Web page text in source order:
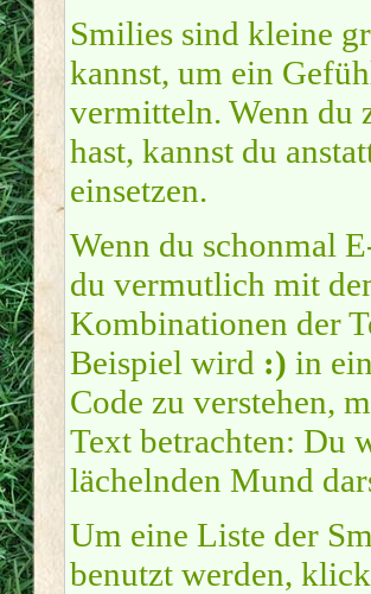
Smilies sind kleine
kannst, um ein
vermitteln. Wenn du
hast, kannst du
einsetzen.
Wenn du schonmal
du vermutlich mit
Kombinationen der
Beispiel wird :) in
Code zu verstehen,
Text betrachten: Du
lächelnden Mund
Um eine Liste der
benutzt werden,